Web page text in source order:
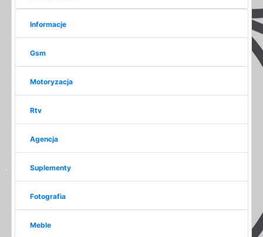
Informacje
Gsm
Motoryzacja
Rtv
Agencja
Suplementy
Fotografia
Meble